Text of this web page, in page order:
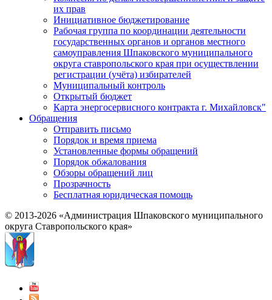
их прав
Инициативное бюджетирование
Рабочая группа по координации деятельности
государственных органов и органов местного
самоуправления Шпаковского муниципального
округа ставропольского края при осуществлении
регистрации (учёта) избирателей
Муниципальный контроль
Открытый бюджет
Карта энергосервисного контракта г. Михайловск"
Обращения
Отправить письмо
Порядок и время приема
Установленные формы обращений
Порядок обжалования
Обзоры обращений лиц
Прозрачность
Бесплатная юридическая помощь
© 2013-2026 «Администрация Шпаковского муниципального
округа Ставропольского края»